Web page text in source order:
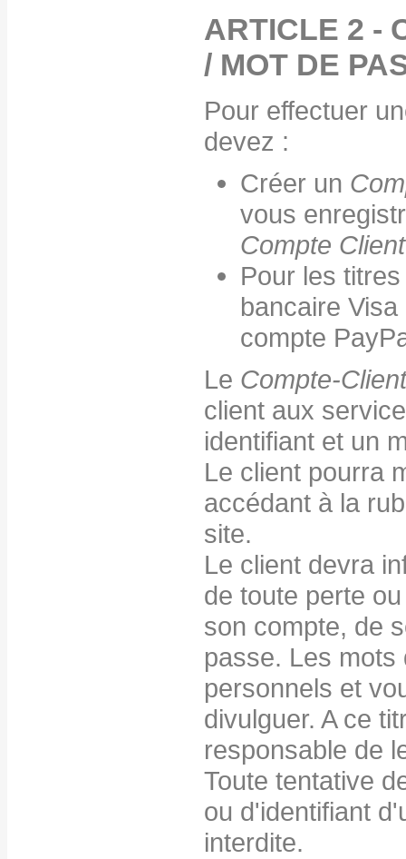
ARTICLE 2 -
/ MOT DE
Pour effectuer
devez :
Créer un
vous
Compte
Pour les
bancaire
compte
Le Compte-Client
client aux
identifiant et un
Le client pourra
accédant à la
site.
Le client devra
de toute perte
son compte, de
passe. Les
personnels et
divulguer. A ce
responsable de
Toute tentative
ou d'identifiant
interdite.